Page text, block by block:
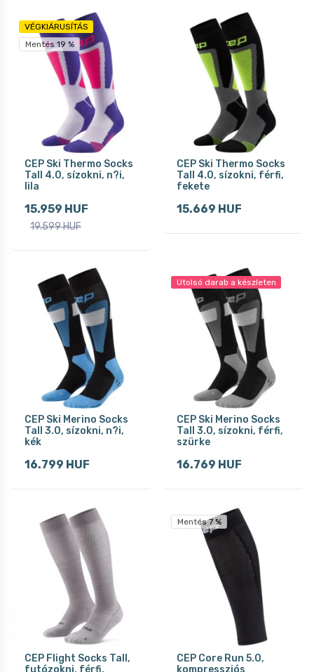
VÉGKIÁRUSÍTÁS
Mentés 19 %
CEP Ski Thermo Socks
Tall 4.0, sízokni, n?i,
lila
15.959 HUF
19.599 HUF
CEP Ski Thermo Socks
Tall 4.0, sízokni, férfi,
fekete
15.669 HUF
CEP Ski Merino Socks
Tall 3.0, sízokni, n?i,
kék
16.799 HUF
Utolsó darab a készleten
CEP Ski Merino Socks
Tall 3.0, sízokni, férfi,
szürke
16.769 HUF
CEP Flight Socks Tall,
futózokni, férfi,
Mentés 7 %
CEP Core Run 5.0,
kompressziós